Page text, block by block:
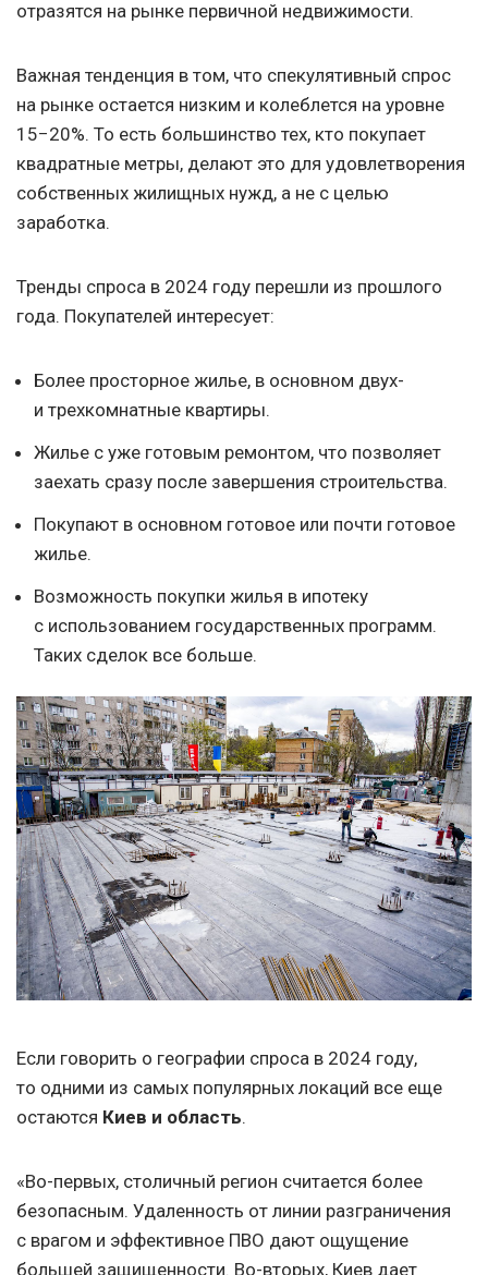
отразятся на рынке первичной недвижимости.
Важная тенденция в том, что спекулятивный спрос
на рынке остается низким и колеблется на уровне
15−20%. То есть большинство тех, кто покупает
квадратные метры, делают это для удовлетворения
собственных жилищных нужд, а не с целью
заработка.
Тренды спроса в 2024 году перешли из прошлого
года. Покупателей интересует:
Более просторное жилье, в основном двух-
и трехкомнатные квартиры.
Жилье с уже готовым ремонтом, что позволяет
заехать сразу после завершения строительства.
Покупают в основном готовое или почти готовое
жилье.
Возможность покупки жилья в ипотеку
с использованием государственных программ.
Таких сделок все больше.
Если говорить о географии спроса в 2024 году,
то одними из самых популярных локаций все еще
остаются Киев и область.
«Во-первых, столичный регион считается более
безопасным. Удаленность от линии разграничения
с врагом и эффективное ПВО дают ощущение
большей защищенности. Во-вторых, Киев дает